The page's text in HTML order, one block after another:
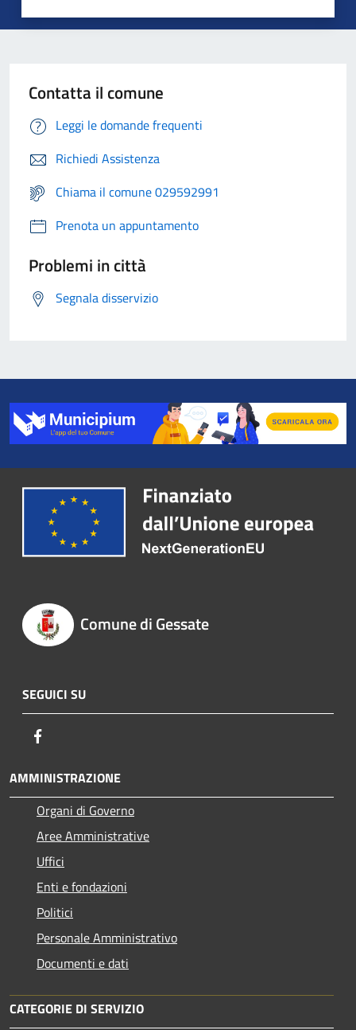
Contatta il comune
Leggi le domande frequenti
Richiedi Assistenza
Chiama il comune 029592991
Prenota un appuntamento
Problemi in città
Segnala disservizio
Comune di Gessate
SEGUICI SU
AMMINISTRAZIONE
Organi di Governo
Aree Amministrative
Uffici
Enti e fondazioni
Politici
Personale Amministrativo
Documenti e dati
CATEGORIE DI SERVIZIO